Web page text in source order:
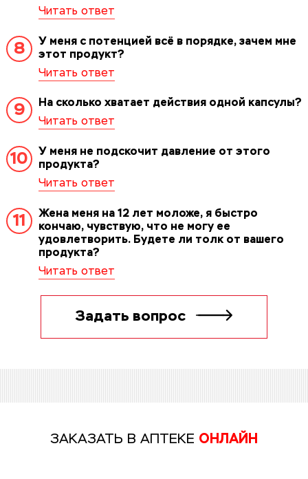
8
У меня с потенцией всё в порядке, зачем мне
этот продукт?
9 На сколько хватает действия одной капсулы?
10
У меня не подскочит давление от этого
продукта?
11
Жена меня на 12 лет моложе, я быстро
кончаю, чувствую, что не могу ее
удовлетворить. Будете ли толк от вашего
продукта?
Задать вопрос
ЗАКАЗАТЬ В АПТЕКЕ ОНЛАЙН